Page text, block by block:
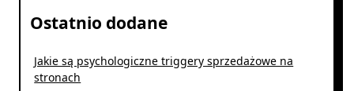
Ostatnio dodane
Jakie są psychologiczne triggery sprzedażowe na
stronach